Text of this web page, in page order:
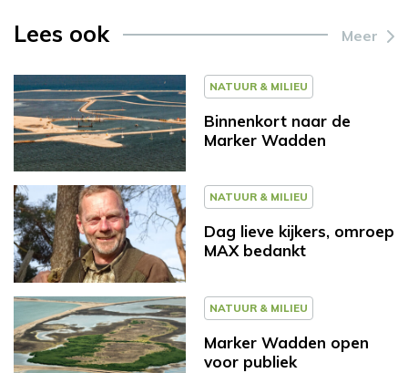
Lees ook Meer
NATUUR & MILIEU
Binnenkort naar de
Marker Wadden
NATUUR & MILIEU
Dag lieve kijkers, omroep
MAX bedankt
NATUUR & MILIEU
Marker Wadden open
voor publiek